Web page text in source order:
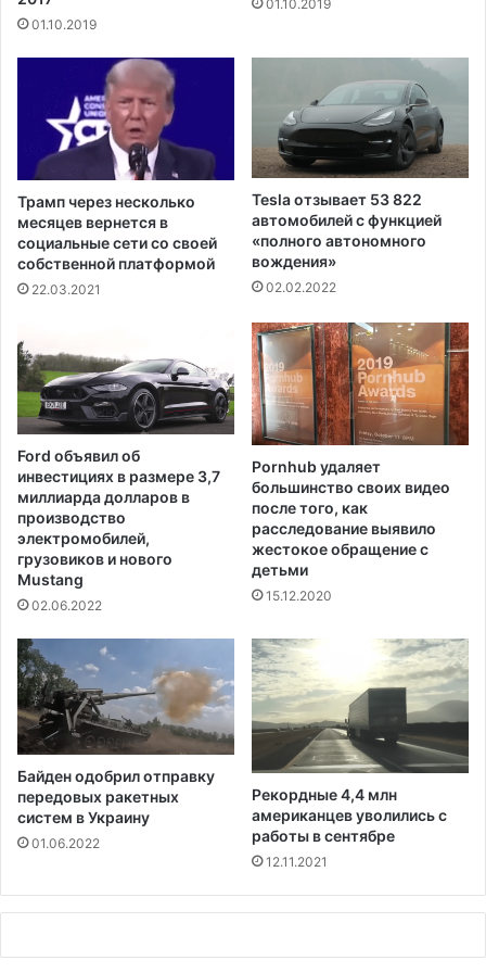
о
ш
в
т
е
й
н
а
н
а
т
у
р
а
л
и
з
ц
и
ю
,
к
о
т
о
р
ы
д
о
е
с
с
о
б
и
р
т
с
у
а
п
и
т
о
л
и
Д
ж
о
р
д
и
в
л
01.10.2019
01.10.2019
Трамп через несколько
месяцев вернется в
социальные сети со своей
собственной платформой
22.03.2021
Tesla отзывает 53 822
автомобилей с функцией
«полного автономного
вождения»
02.02.2022
Ford объявил об
инвестициях в размере 3,7
миллиарда долларов в
производство
электромобилей,
грузовиков и нового
Mustang
02.06.2022
Pornhub удаляет
большинство своих видео
после того, как
расследование выявило
жестокое обращение с
детьми
15.12.2020
Байден одобрил отправку
передовых ракетных
систем в Украину
01.06.2022
Рекордные 4,4 млн
американцев уволились с
работы в сентябре
12.11.2021